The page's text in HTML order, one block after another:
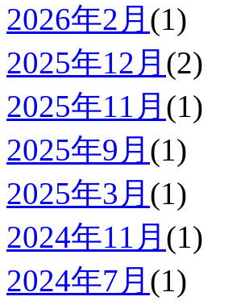
2026年2月 (1)
2025年12月 (2)
2025年11月 (1)
2025年9月 (1)
2025年3月 (1)
2024年11月 (1)
2024年7月 (1)